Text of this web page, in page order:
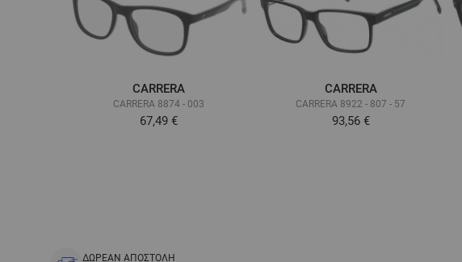
CARRERA
CARRERA 8874 - 003
67,49 €
CARRERA
CARRERA 8922 - 807 - 57
93,56 €
ΔΩΡΕΑΝ ΑΠΟΣΤΟΛΗ